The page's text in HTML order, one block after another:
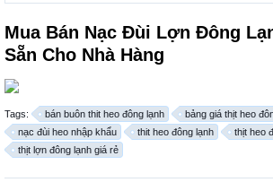
Mua Bán Nạc Đùi Lợn Đông
Sẵn Cho Nhà Hàng
Tags: bán buôn thit heo đông lạnh
bảng giá thịt heo
nạc đùi heo nhập khẩu
thit heo đông lạnh
thịt heo
thịt lợn đông lạnh giá rẻ